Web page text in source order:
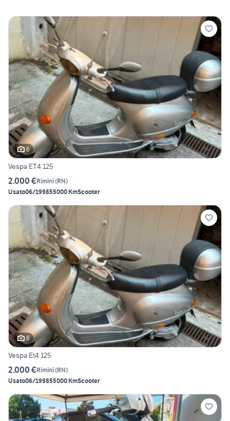
6
Vespa ET4 125
2.000 €Rimini(RN)
Usato06/199855000 KmScooter
6
Vespa Et4 125
2.000 €Rimini(RN)
Usato06/199855000 KmScooter